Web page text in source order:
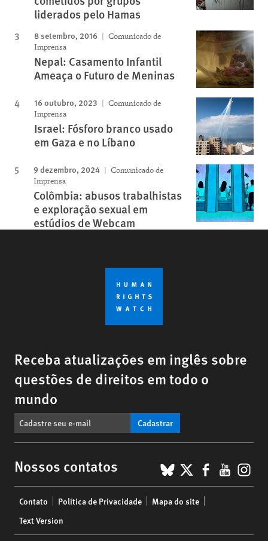
liderados pelo Hamas
8 setembro, 2016
Comunicado de
Imprensa
Nepal: Casamento Infantil
Ameaça o Futuro de Meninas
16 outubro, 2023
Comunicado de
Imprensa
Israel: Fósforo branco usado
em Gaza e no Líbano
9 dezembro, 2024
Comunicado de
Imprensa
Colômbia: abusos trabalhistas
e exploração sexual em
estúdios de Webcam
Receba atualizações em inglês sobre
questões de direitos em todo o
mundo
Cadastrar
Nossos contatos BlueSky
X
menu
Contato Política de Privacidade
Mapa do site
Text Version